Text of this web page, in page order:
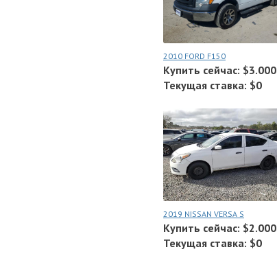
2010 FORD F150
Купить сейчас: $3.000
Текущая ставка: $0
2019 NISSAN VERSA S
Купить сейчас: $2.000
Текущая ставка: $0